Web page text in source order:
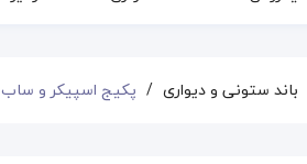
باند ستونی و دیواری پکیج اسپیکر و ساب SudioMaster INSTA